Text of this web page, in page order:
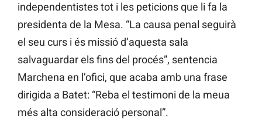
independentistes tot i les peticions que li fa la
presidenta de la Mesa. “La causa penal seguirà
el seu curs i és missió d’aquesta sala
salvaguardar els fins del procés”, sentencia
Marchena en l’ofici, que acaba amb una frase
dirigida a Batet: “Reba el testimoni de la meua
més alta consideració personal”.